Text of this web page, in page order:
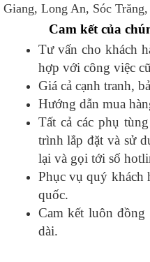
Giang, Long An, Sóc
Cam kết của
Tư vấn cho khách
hợp với công việc
Giá cả cạnh tranh,
Hướng dẫn mua
Tất cả các phụ
trình lắp đặt và sử
lại và gọi tới số
Phục vụ quý khách
quốc.
Cam kết luôn
dài.